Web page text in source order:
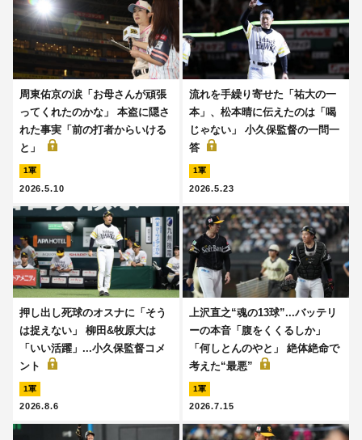
周東佑京の涙「お母さんが頑張
ってくれたのかな」 本盗に隠さ
れた事実「前の打者からいける
と」
1軍
2026.5.10
流れを手繰り寄せた「祐大の一
本」、松本晴に伝えたのは「喝
じゃない」 小久保監督の一問一
答
1軍
2026.5.23
押し出し死球のオスナに「そう
は捉えない」 柳田&牧原大は
「いい活躍」...小久保監督コメ
ント
1軍
2026.8.6
上沢直之“魂の13球”...バッテリ
ーの本音「腹をくくるしか」
「何しとんのやと」 絶体絶命で
考えた“最悪”
1軍
2026.7.15